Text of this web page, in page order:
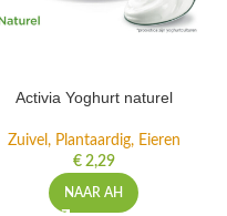
Activia Yoghurt naturel
Zuivel, Plantaardig, Eieren
€2,29
NAAR AH